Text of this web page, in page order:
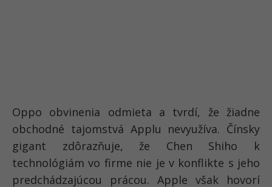
Oppo obvinenia odmieta a tvrdí, že žiadne
obchodné tajomstvá Applu nevyužíva. Čínsky
gigant zdôrazňuje, že Chen Shiho k
technológiám vo firme nie je v konflikte s jeho
predchádzajúcou prácou. Apple však hovorí